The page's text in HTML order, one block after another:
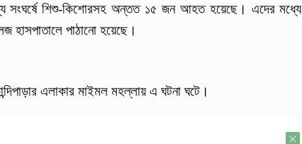
সংঘর্ষে শিশু-কিশোরসহ অন্তত ১৫ জন আহত হয়েছে। এদের মধ্যে
হাসপাতালে পাঠানো হয়েছে।
এলাকার মাইমল মহল্লায় এ ঘটনা ঘটে।